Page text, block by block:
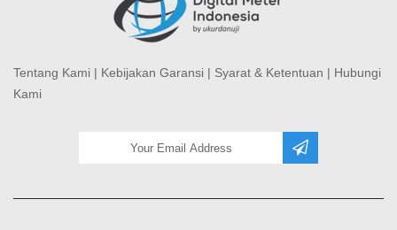
Tentang Kami | Kebijakan Garansi | Syarat & Ketentuan | Hubungi
Kami